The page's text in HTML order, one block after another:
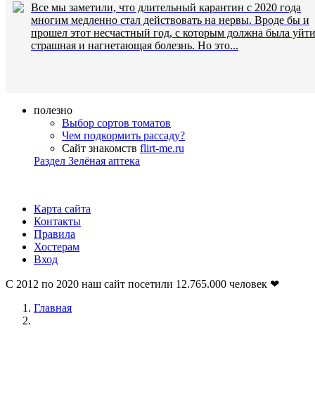
Все мы заметили, что длительный карантин с 2020 года
многим медленно стал действовать на нервы. Вроде бы и
прошел этот несчастный год, с которым должна была уйти
страшная и нагнетающая болезнь. Но это...
полезно
Выбор сортов томатов
Чем подкормить рассаду?
Сайт знакомств flirt-me.ru
Раздел Зелёная аптека
Карта сайта
Контакты
Правила
Хостерам
Вход
С 2012 по 2020 наш сайт посетили 12.765.000 человек ❤
Главная